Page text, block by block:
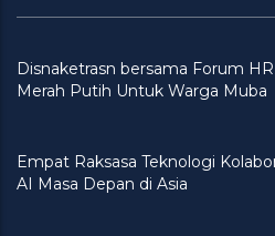
Disnaketrasn bersama Forum
Merah Putih Untuk Warga Muba
Empat Raksasa Teknologi
AI Masa Depan di Asia